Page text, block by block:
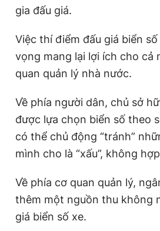
gia đấu giá.
Việc thí điểm đấu giá biển
vọng mang lại lợi ích cho cả
quan quản lý nhà nước.
Về phía người dân, chủ sở
được lựa chọn biển số theo
có thể chủ động “tránh”
mình cho là “xấu”, không
Về phía cơ quan quản lý,
thêm một nguồn thu không
giá biển số xe.